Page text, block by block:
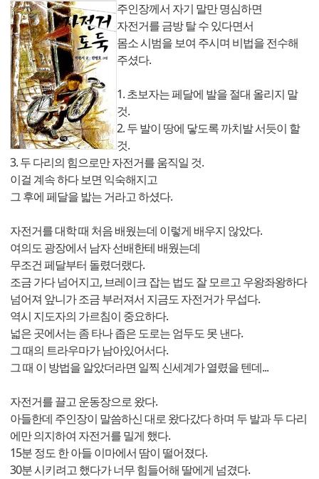
주인장께서 자기 말만 명심하면
자전거를 금방 탈 수 있다면서
몸소 시범을 보여 주시며 비법을 전수해
주셨다.
1. 초보자는 페달에 발을 절대 올리지 말
것.
2. 두 발이 땅에 닿도록 까치발 서듯이 할
것.
3. 두 다리의 힘으로만 자전거를 움직일 것.
이걸 계속 하다 보면 익숙해지고
그 후에 페달을 밟는 거라고 하셨다.
자전거를 대학 때 처음 배웠는데 이렇게 배우지 않았다.
여의도 광장에서 남자 선배한테 배웠는데
무조건 페달부터 돌렸더랬다.
조금 가다 넘어지고, 브레이크 잡는 법도 잘 모르고 우왕좌왕하다
넘어져 앞니가 조금 부러져서 지금도 자전거가 무섭다.
역시 지도자의 가르침이 중요하다.
넓은 곳에서는 좀 타나 좁은 도로는 엄두도 못 낸다.
그 때의 트라우마가 남아있어서다.
그 때 이 방법을 알았더라면 일찍 신세계가 열렸을 텐데...
자전거를 끌고 운동장으로 왔다.
아들한데 주인장이 말씀하신 대로 왔다갔다 하며 두 발과 두 다리
에만 의지하여 자전거를 밀게 했다.
15분 정도 한 아들 이마에서 땀이 떨어졌다.
30분 시키려고 했다가 너무 힘들어해 딸에게 넘겼다.